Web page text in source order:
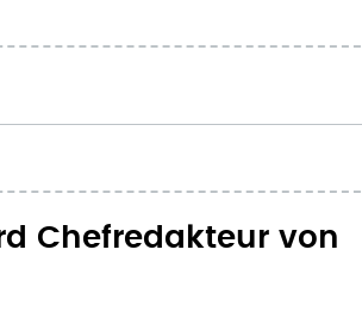
Chefredakteur von